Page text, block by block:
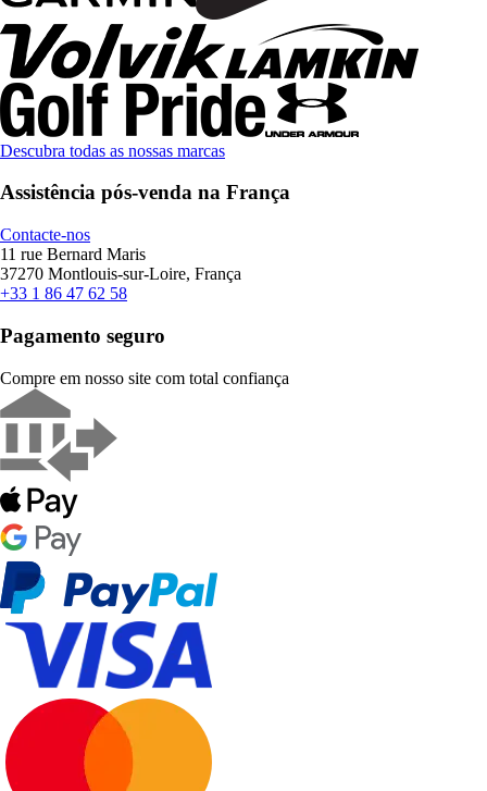
Descubra todas as nossas marcas
Assistência pós-venda na França
Contacte-nos
11 rue Bernard Maris
37270 Montlouis-sur-Loire, França
+33 1 86 47 62 58
Pagamento seguro
Compre em nosso site com total confiança